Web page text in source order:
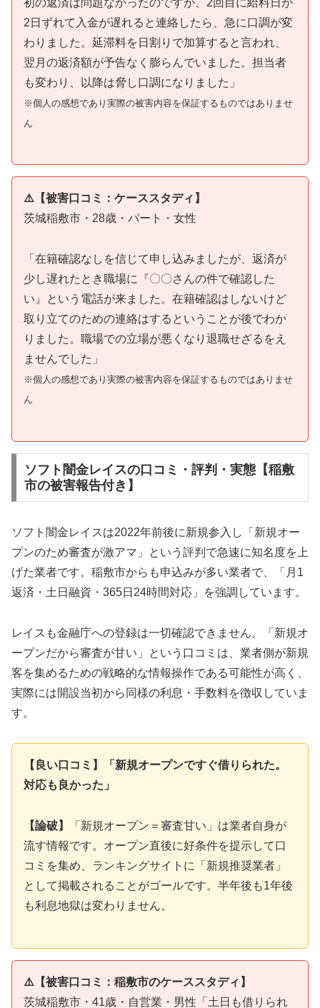
2日ずれて入金が遅れると連絡したら、急に口調が変
わりました。延滞料を日割りで加算すると言われ、
翌月の返済額が予告なく膨らんでいました。担当者
も変わり、以降は脅し口調になりました」
※個人の感想であり実際の被害内容を保証するものではありませ
ん
⚠️【被害口コミ：ケーススタディ】
茨城稲敷市・28歳・パート・女性
「在籍確認なしを信じて申し込みましたが、返済が
少し遅れたとき職場に『〇〇さんの件で確認した
い』という電話が来ました。在籍確認はしないけど
取り立てのための連絡はするということが後でわか
りました。職場での立場が悪くなり退職せざるをえ
ませんでした」
※個人の感想であり実際の被害内容を保証するものではありませ
ん
ソフト闇金レイスの口コミ・評判・実態【稲敷
市の被害報告付き】
ソフト闇金レイスは2022年前後に新規参入し「新規オー
プンのため審査が激アマ」という評判で急速に知名度を上
げた業者です。稲敷市からも申込みが多い業者で、「月1
返済・土日融資・365日24時間対応」を強調しています。
レイスも金融庁への登録は一切確認できません。「新規オ
ープンだから審査が甘い」という口コミは、業者側が新規
客を集めるための戦略的な情報操作である可能性が高く、
実際には開設当初から同様の利息・手数料を徴収していま
す。
【良い口コミ】「新規オープンですぐ借りられた。
対応も良かった」
【論破】
「新規オープン＝審査甘い」は業者自身が
流す情報です。オープン直後に好条件を提示して口
コミを集め、ランキングサイトに「新規推奨業者」
として掲載されることがゴールです。半年後も1年後
も利息地獄は変わりません。
⚠️【被害口コミ：稲敷市のケーススタディ】
茨城稲敷市・41歳・自営業・男性「土日も借りられ